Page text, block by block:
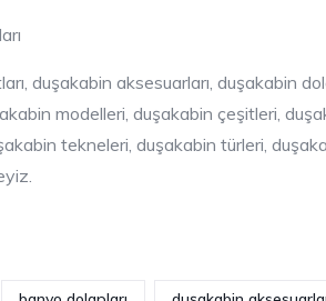
duşakabin aksesuarları, duşakabin
modelleri, duşakabin çeşitleri,
tekneleri, duşakabin türleri,